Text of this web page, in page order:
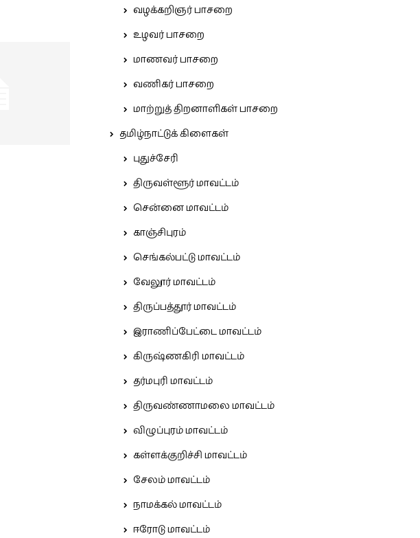
வழக்கறிஞர் பாசறை
உழவர் பாசறை
மாணவர் பாசறை
வணிகர் பாசறை
மாற்றுத் திறனாளிகள் பாசறை
தமிழ்நாட்டுக் கிளைகள்
புதுச்சேரி
திருவள்ளூர் மாவட்டம்
சென்னை மாவட்டம்
காஞ்சிபுரம்
செங்கல்பட்டு மாவட்டம்
வேலூர் மாவட்டம்
திருப்பத்தூர் மாவட்டம்
இராணிப்பேட்டை மாவட்டம்
கிருஷ்ணகிரி மாவட்டம்
தர்மபுரி மாவட்டம்
திருவண்ணாமலை மாவட்டம்
விழுப்புரம் மாவட்டம்
கள்ளக்குறிச்சி மாவட்டம்
சேலம் மாவட்டம்
நாமக்கல் மாவட்டம்
ஈரோடு மாவட்டம்